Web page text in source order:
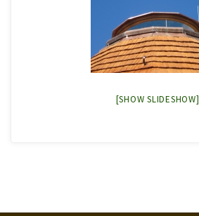
[SHOW SLIDESHOW]